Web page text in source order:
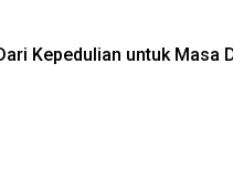
Kepedulian untuk Masa